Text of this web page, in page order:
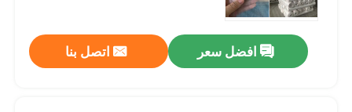
افضل سعر اتصل بنا